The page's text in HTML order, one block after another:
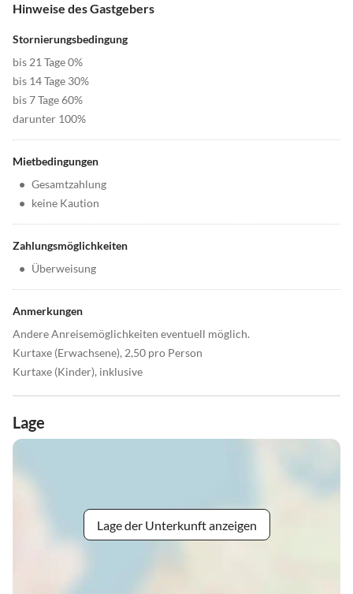
Hinweise des Gastgebers
Stornierungsbedingung
bis 21 Tage 0%
bis 14 Tage 30%
bis 7 Tage 60%
darunter 100%
Mietbedingungen
• Gesamtzahlung
• keine Kaution
Zahlungsmöglichkeiten
• Überweisung
Anmerkungen
Andere Anreisemöglichkeiten eventuell möglich.
Kurtaxe (Erwachsene), 2,50 pro Person
Kurtaxe (Kinder), inklusive
Lage
Lage der Unterkunft anzeigen